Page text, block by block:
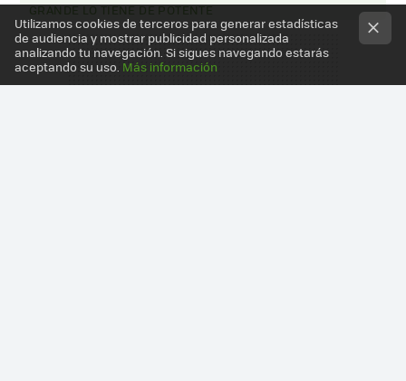
GRANDE LO TIENE DE POTENTE
Utilizamos cookies de terceros para generar estadísticas
de audiencia y mostrar publicidad personalizada
analizando tu navegación. Si sigues navegando estarás
aceptando su uso. Más información